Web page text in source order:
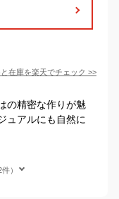
在庫を楽天でチェック >>
の精密な作りが魅
ュアルにも自然に
）